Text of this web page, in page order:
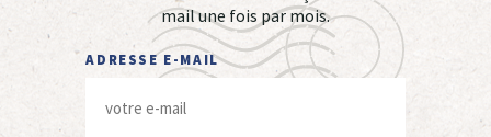
mail une fois par mois.
ADRESSE E-MAIL